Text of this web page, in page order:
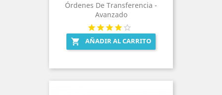
Órdenes De Transferencia -
Avanzado
 AÑADIR AL CARRITO